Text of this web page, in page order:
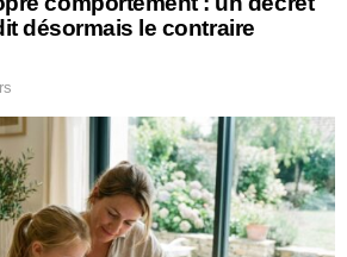
désormais le contraire